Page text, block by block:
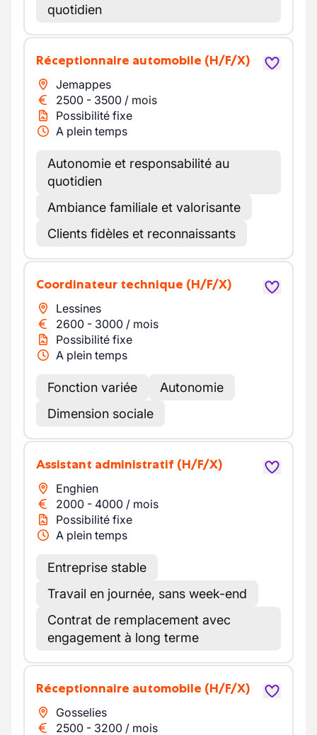
quotidien
Réceptionnaire automobile (H/F/X)
Jemappes
2500 - 3500 / mois
Possibilité fixe
A plein temps
Autonomie et responsabilité au
quotidien
Ambiance familiale et valorisante
Clients fidèles et reconnaissants
Coordinateur technique (H/F/X)
Lessines
2600 - 3000 / mois
Possibilité fixe
A plein temps
Fonction variée
Autonomie
Dimension sociale
Assistant administratif (H/F/X)
Enghien
2000 - 4000 / mois
Possibilité fixe
A plein temps
Entreprise stable
Travail en journée, sans week-end
Contrat de remplacement avec
engagement à long terme
Réceptionnaire automobile (H/F/X)
Gosselies
2500 - 3200 / mois